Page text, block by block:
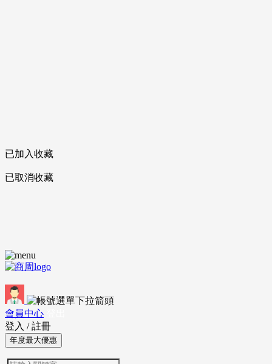
已加入收藏
已取消收藏
會員中心
登入 / 註冊
年度最大優惠